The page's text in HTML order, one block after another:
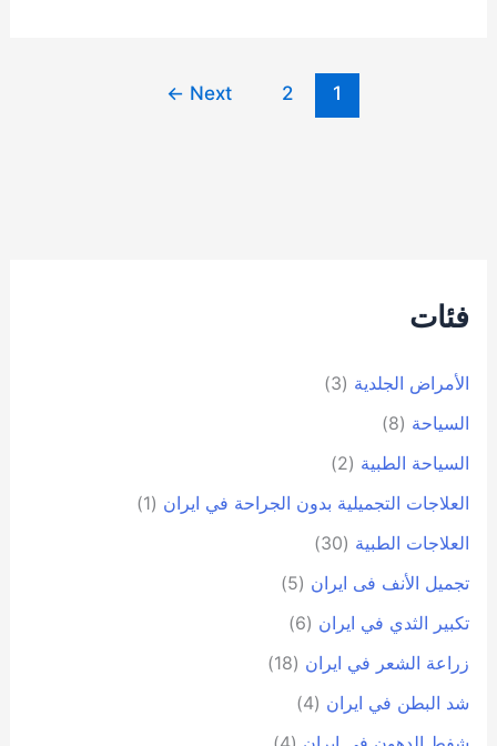
1
2
Next
←
فئات
الأمراض الجلدية (3)
السياحة (8)
السياحة الطبية (2)
العلاجات التجميلية بدون الجراحة في ايران (1)
العلاجات الطبية (30)
تجمیل الأنف فی ایران (5)
تكبير الثدي في ايران (6)
زراعة الشعر في ايران (18)
شد البطن في ايران (4)